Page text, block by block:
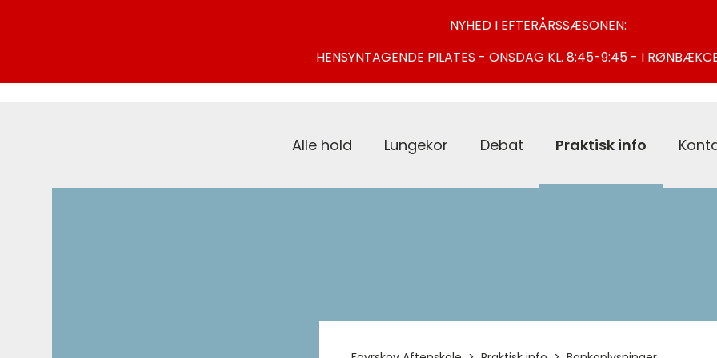
NYHED I EFTERÅRSSÆSONEN:
HENSYNTAGENDE PILATES - ONSDAG KL. 8:45-9:45 - I
Alle hold Lungekor Debat Praktisk info